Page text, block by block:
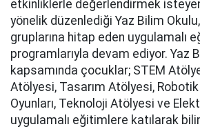
etkinliklerle değerlendirmek
yönelik düzenlediği Yaz Bilim
gruplarına hitap eden uygulamalı
programlarıyla devam ediyor. Yaz
kapsamında çocuklar; STEM
Atölyesi, Tasarım Atölyesi,
Oyunları, Teknoloji Atölyesi ve
uygulamalı eğitimlere katılarak